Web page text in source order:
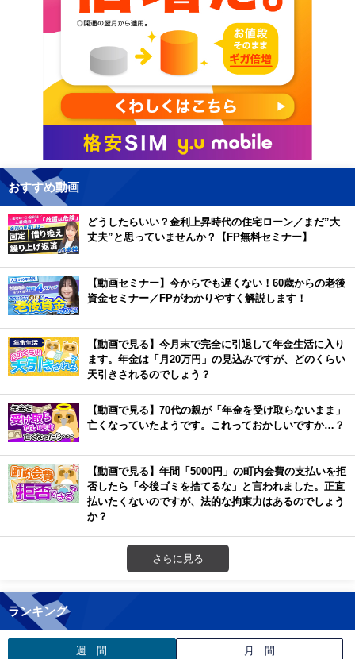
おすすめ動画
どうしたらいい？金利上昇時代の住宅ローン／まだ”大
丈夫”と思っていませんか？【FP無料セミナー】
【動画セミナー】今からでも遅くない！60歳からの老後
資金セミナー／FPがわかりやすく解説します！
【動画で見る】今月末で完全に引退して年金生活に入り
ます。年金は「月20万円」の見込みですが、どのくらい
天引きされるのでしょう？
【動画で見る】70代の親が「年金を受け取らないまま」
亡くなっていたようです。これっておかしいですか…？
【動画で見る】年間「5000円」の町内会費の支払いを拒
否したら「今後ゴミを捨てるな」と言われました。正直
払いたくないのですが、法的な拘束力はあるのでしょう
か？
さらに見る
ランキング
週 間 月 間